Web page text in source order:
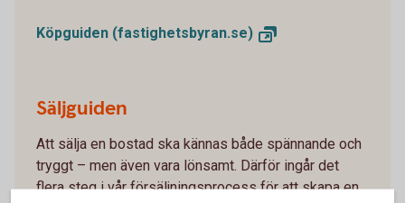
Köpguiden (fastighetsbyran.se)
Säljguiden
Att sälja en bostad ska kännas både spännande och
tryggt – men även vara lönsamt. Därför ingår det
flera steg i vår försäljningsprocess för att skapa en